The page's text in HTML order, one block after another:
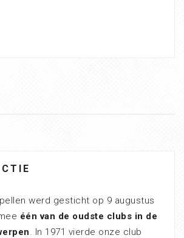
werd gesticht op 9 augustus
één van de oudste clubs in de
. In 1971 vierde onze club